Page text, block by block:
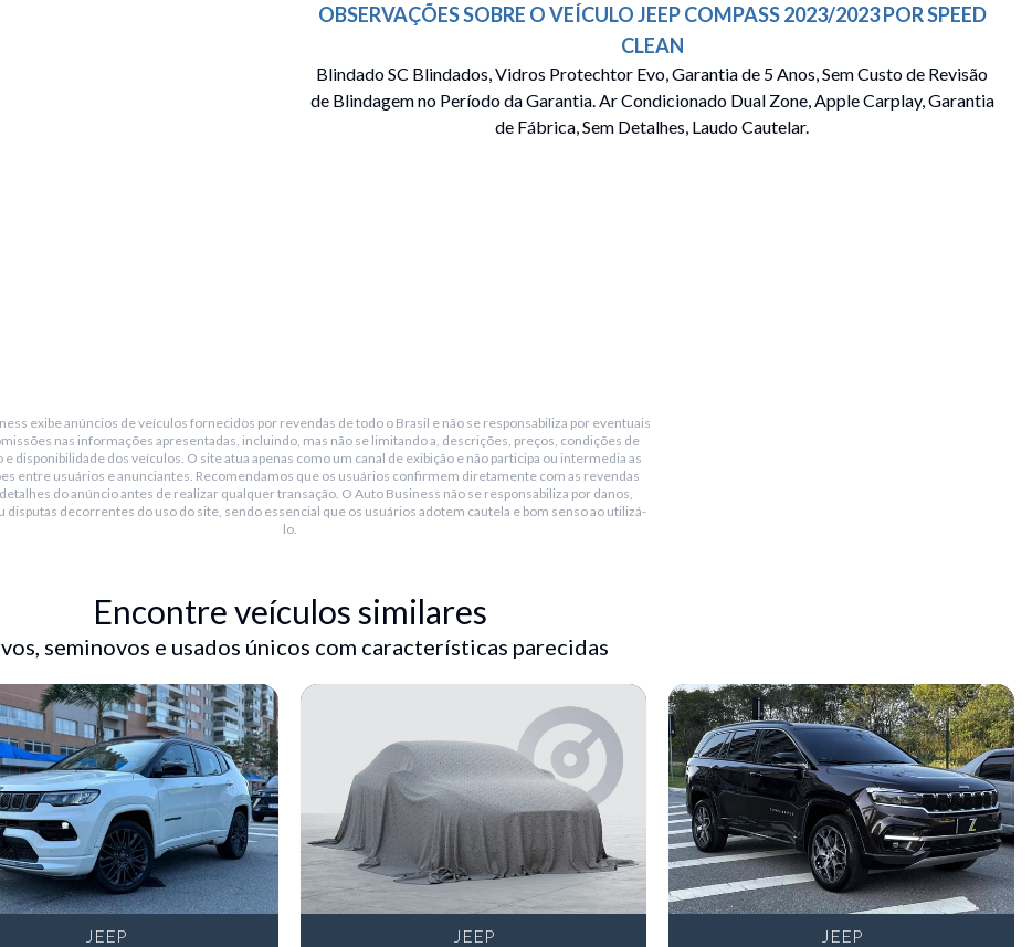
OBSERVAÇÕES SOBRE O VEÍCULOJEEP COMPASS 2023/2023PORSPEED
CLEAN
Blindado SC Blindados, Vidros Protechtor Evo, Garantia de 5 Anos, Sem Custo de Revisão
de Blindagem no Período da Garantia. Ar Condicionado Dual Zone, Apple Carplay, Garantia
de Fábrica, Sem Detalhes, Laudo Cautelar.
exibe anúncios de veículos fornecidos por revendas de todo o Brasil e não se responsabiliza por eventuais
nas informações apresentadas, incluindo, mas não se limitando a, descrições, preços, condições de
e disponibilidade dos veículos. O site atua apenas como um canal de exibição e não participa ou intermedia as
entre usuários e anunciantes. Recomendamos que os usuários confirmem diretamente com as revendas
do anúncio antes de realizar qualquer transação. O Auto Business não se responsabiliza por danos,
disputas decorrentes do uso do site, sendo essencial que os usuários adotem cautela e bom senso ao utilizá-
lo.
Encontre veículos similares
seminovos e usados únicos com características parecidas
JEEP JEEP JEEP